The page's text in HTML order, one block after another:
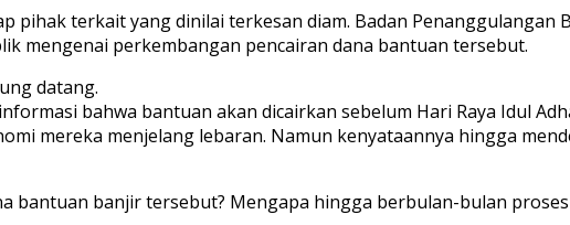
terkait yang dinilai terkesan diam. Badan Penanggulangan
mengenai perkembangan pencairan dana bantuan tersebut.
datang.
bahwa bantuan akan dicairkan sebelum Hari Raya Idul
mereka menjelang lebaran. Namun kenyataannya hingga
bantuan banjir tersebut? Mengapa hingga berbulan-bulan